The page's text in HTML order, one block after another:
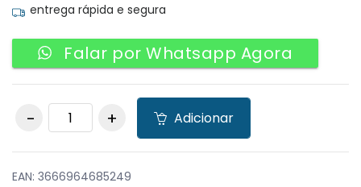
entrega rápida e segura
Falar por Whatsapp Agora
Mesa com Estufa
com portas de
Adicionar
EAN: 3666964685249